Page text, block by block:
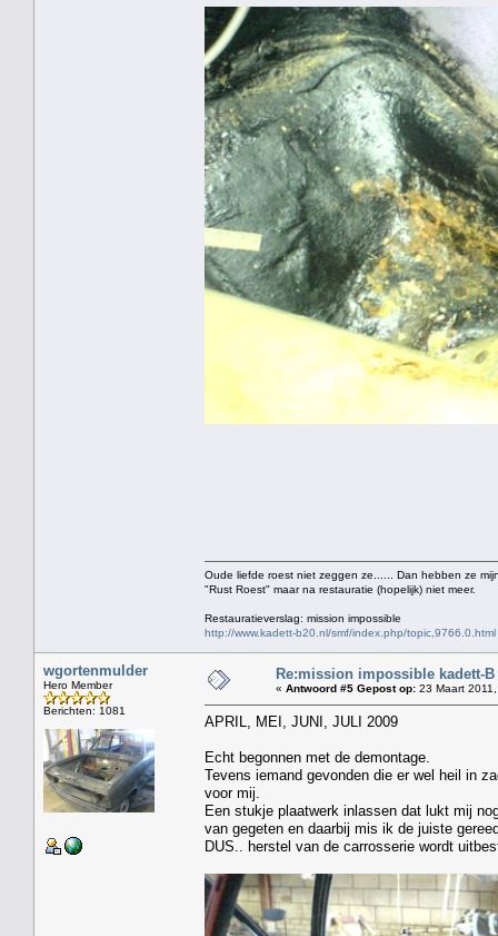
Oude liefde roest niet zeggen ze...... Dan hebben ze
"Rust Roest" maar na restauratie (hopelijk) niet meer.
Restauratieverslag: mission impossible
http://www.kadett-b20.nl/smf/index.php/topic,9766.0.html
wgortenmulder
Hero Member
Berichten: 1081
Re:mission impossible kadett-B
« Antwoord #5 Gepost op: 23 Maart
APRIL, MEI, JUNI, JULI 2009
Echt begonnen met de demontage.
Tevens iemand gevonden die er wel heil in
voor mij.
Een stukje plaatwerk inlassen dat lukt mij
van gegeten en daarbij mis ik de juiste
DUS.. herstel van de carrosserie wordt